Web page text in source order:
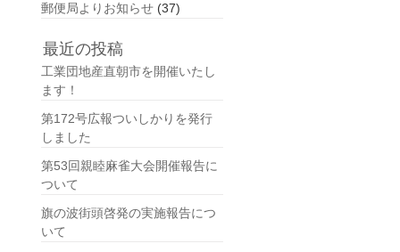
郵便局よりお知らせ (37)
最近の投稿
工業団地産直朝市を開催いたし
ます！
第172号広報ついしかりを発行
しました
第53回親睦麻雀大会開催報告に
ついて
旗の波街頭啓発の実施報告につ
いて